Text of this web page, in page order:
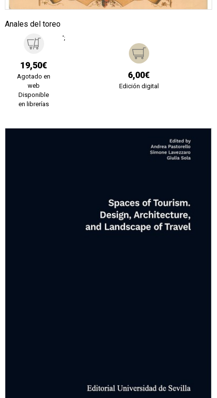
Anales del toreo
19,50€
Agotado en
web
Disponible
en librerías
';
6,00€
Edición digital